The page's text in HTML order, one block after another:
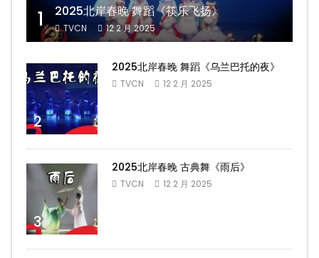
1 2025北岸春晚 舞蹈《筷乐飞扬》
TVCN 12 2 月 2025
2
2025北岸春晚 舞蹈《乌兰巴托的夜》
TVCN 12 2 月 2025
3
2025北岸春晚 古典舞《雨后》
TVCN 12 2 月 2025